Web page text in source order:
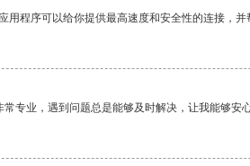
用程序可以给你提供最高速度和安全性的连接，并
专业，遇到问题总是能够及时解决，让我能够安心